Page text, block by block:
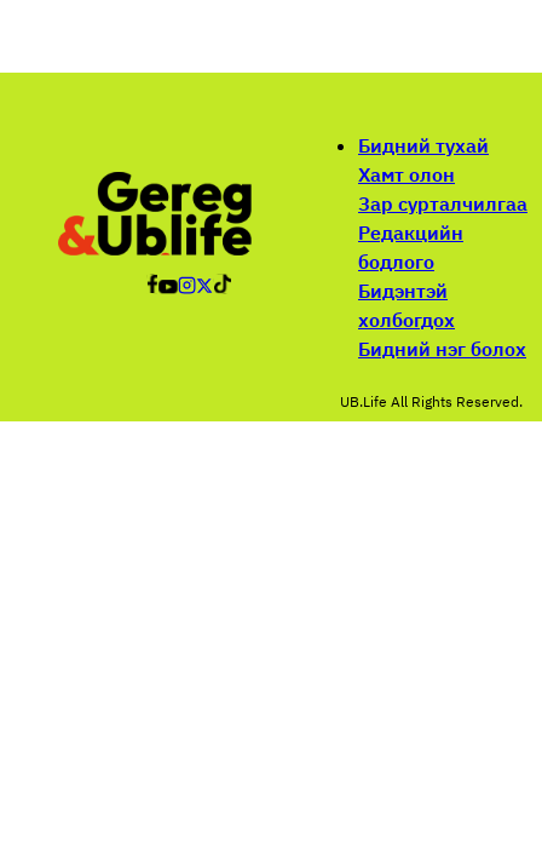
Бидний тухай
Хамт олон
Зар сурталчилгаа
Редакцийн
бодлого
Бидэнтэй
холбогдох
Бидний нэг болох
UB.Life All Rights Reserved.